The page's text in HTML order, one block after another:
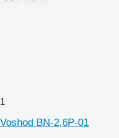
1
Voshod BN-2,6P-01